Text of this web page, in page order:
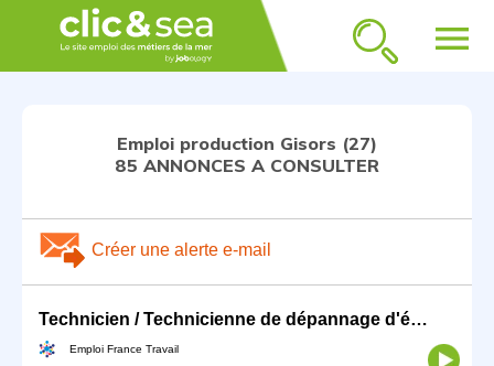
menu
Emploi production Gisors (27)
85 ANNONCES A CONSULTER
Créer une alerte e-mail
Technicien / Technicienne de dépannage d'équipements électriques (H/F)
Emploi France Travail